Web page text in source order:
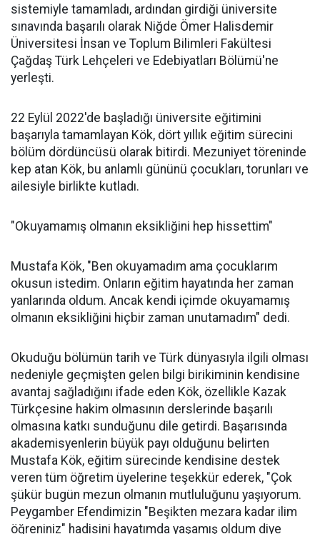
sistemiyle tamamladı, ardından girdiği üniversite
sınavında başarılı olarak Niğde Ömer Halisdemir
Üniversitesi İnsan ve Toplum Bilimleri Fakültesi
Çağdaş Türk Lehçeleri ve Edebiyatları Bölümü'ne
yerleşti.
22 Eylül 2022'de başladığı üniversite eğitimini
başarıyla tamamlayan Kök, dört yıllık eğitim sürecini
bölüm dördüncüsü olarak bitirdi. Mezuniyet töreninde
kep atan Kök, bu anlamlı gününü çocukları, torunları ve
ailesiyle birlikte kutladı.
"Okuyamamış olmanın eksikliğini hep hissettim"
Mustafa Kök, "Ben okuyamadım ama çocuklarım
okusun istedim. Onların eğitim hayatında her zaman
yanlarında oldum. Ancak kendi içimde okuyamamış
olmanın eksikliğini hiçbir zaman unutamadım" dedi.
Okuduğu bölümün tarih ve Türk dünyasıyla ilgili olması
nedeniyle geçmişten gelen bilgi birikiminin kendisine
avantaj sağladığını ifade eden Kök, özellikle Kazak
Türkçesine hakim olmasının derslerinde başarılı
olmasına katkı sunduğunu dile getirdi. Başarısında
akademisyenlerin büyük payı olduğunu belirten
Mustafa Kök, eğitim sürecinde kendisine destek
veren tüm öğretim üyelerine teşekkür ederek, "Çok
şükür bugün mezun olmanın mutluluğunu yaşıyorum.
Peygamber Efendimizin "Beşikten mezara kadar ilim
öğreniniz" hadisini hayatımda yaşamış oldum diye